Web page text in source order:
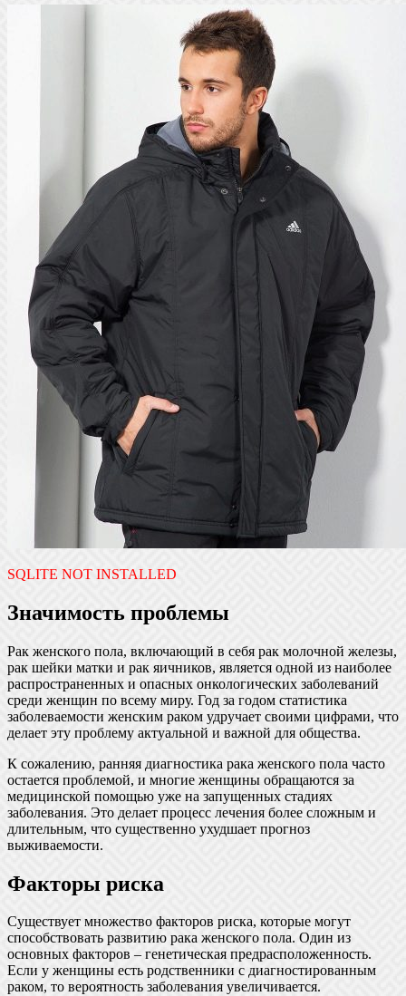
SQLITE NOT INSTALLED
Значимость проблемы
Рак женского пола, включающий в себя рак молочной железы,
рак шейки матки и рак яичников, является одной из наиболее
распространенных и опасных онкологических заболеваний
среди женщин по всему миру. Год за годом статистика
заболеваемости женским раком удручает своими цифрами, что
делает эту проблему актуальной и важной для общества.
К сожалению, ранняя диагностика рака женского пола часто
остается проблемой, и многие женщины обращаются за
медицинской помощью уже на запущенных стадиях
заболевания. Это делает процесс лечения более сложным и
длительным, что существенно ухудшает прогноз
выживаемости.
Факторы риска
Существует множество факторов риска, которые могут
способствовать развитию рака женского пола. Один из
основных факторов – генетическая предрасположенность.
Если у женщины есть родственники с диагностированным
раком, то вероятность заболевания увеличивается.